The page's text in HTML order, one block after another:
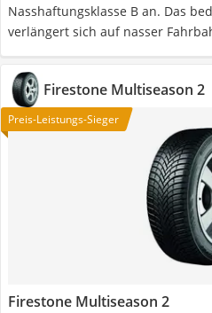
Nasshaftungsklasse B an. Das
verlängert sich auf nasser
Firestone Multiseason 2
Preis-Leistungs-Sieger
Firestone Multiseason 2